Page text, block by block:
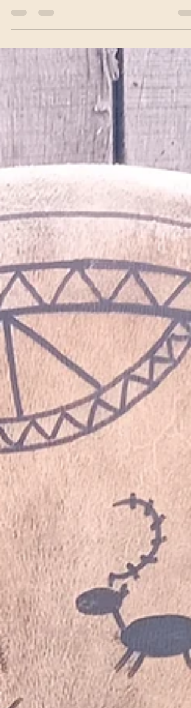
manière de nommer le monde sans jamais
réellement en saisir toute l’essence. Les arbres
habitées d’une présence ancienne, et le temps
lui-même paraît suspendu. À travers une
expérience contemplative et intérieure, le
est invité à ralentir, écouter le vivant et ressentir
autrement les éléments qui l’entourent. Entre
intuition, myst